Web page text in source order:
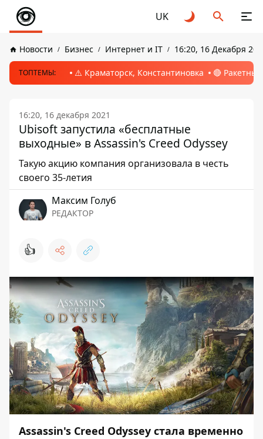
UK
Новости Бизнес Интернет и IT 16:20, 16 Декабря
ТОПТЕМЫ: ⚠️ Краматорск, Константиновка 🔴
16:20, 16 декабря 2021
Ubisoft запустила «бесплатные
выходные» в Assassin's Creed Odyssey
Такую акцию компания организовала в честь
своего 35-летия
Максим Голуб
РЕДАКТОР
👍
Assassin's Creed Odyssey стала временно